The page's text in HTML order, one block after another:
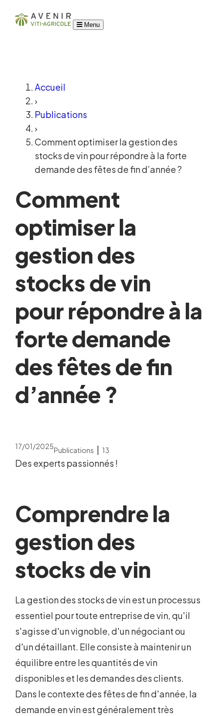
Menu
Accueil
›
Publications
›
Comment optimiser la gestion des
stocks de vin pour répondre à la forte
demande des fêtes de fin d’année ?
Comment
optimiser la
gestion des
stocks de vin
pour répondre à la
forte demande
des fêtes de fin
d’année ?
17/01/2025Publications | 13
Des experts passionnés !
Comprendre la
gestion des
stocks de vin
La gestion des stocks de vin est un processus
essentiel pour toute entreprise de vin, qu'il
s'agisse d'un vignoble, d'un négociant ou
d'un détaillant. Elle consiste à maintenir un
équilibre entre les quantités de vin
disponibles et les demandes des clients.
Dans le contexte des fêtes de fin d'année, la
demande en vin est généralement très